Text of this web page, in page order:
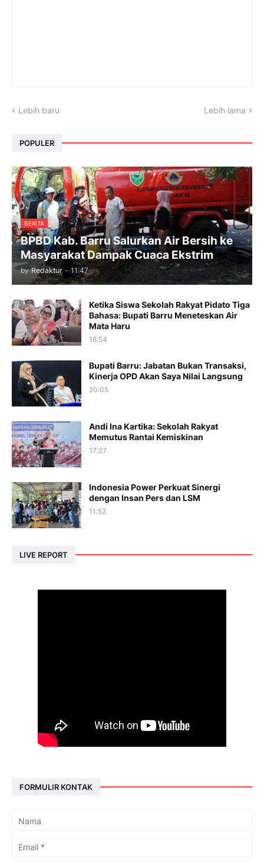
Lebih baru Lebih lama
POPULER
BERITA
BPBD Kab. Barru Salurkan Air Bersih ke
Masyarakat Dampak Cuaca Ekstrim
by Redaktur - 11:47
Ketika Siswa Sekolah Rakyat Pidato Tiga
Bahasa: Bupati Barru Meneteskan Air
Mata Haru
18:54
Bupati Barru: Jabatan Bukan Transaksi,
Kinerja OPD Akan Saya Nilai Langsung
20:05
Andi Ina Kartika: Sekolah Rakyat
Memutus Rantai Kemiskinan
17:27
Indonesia Power Perkuat Sinergi
dengan Insan Pers dan LSM
11:52
LIVE REPORT
FORMULIR KONTAK